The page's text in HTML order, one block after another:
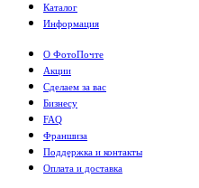
Каталог
Информация
О ФотоПочте
Акции
Сделаем за вас
Бизнесу
FAQ
Франшиза
Поддержка и контакты
Оплата и доставка